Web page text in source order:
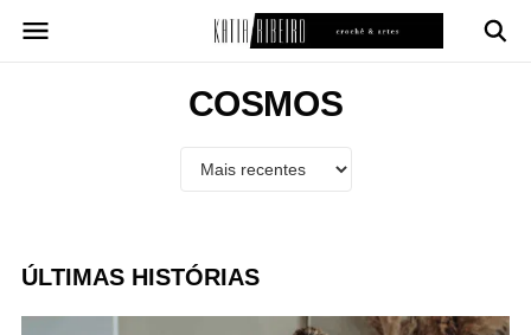
para
COSMOS
ÚLTIMAS HISTÓRIAS